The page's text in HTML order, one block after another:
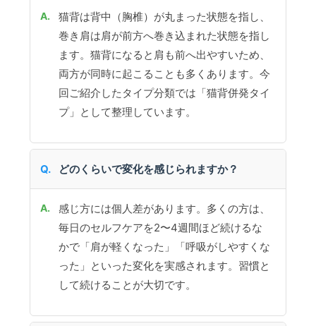
猫背は背中（胸椎）が丸まった状態を指し、
巻き肩は肩が前方へ巻き込まれた状態を指し
ます。猫背になると肩も前へ出やすいため、
両方が同時に起こることも多くあります。今
回ご紹介したタイプ分類では「猫背併発タイ
プ」として整理しています。
どのくらいで変化を感じられますか？
感じ方には個人差があります。多くの方は、
毎日のセルフケアを2〜4週間ほど続けるな
かで「肩が軽くなった」「呼吸がしやすくな
った」といった変化を実感されます。習慣と
して続けることが大切です。